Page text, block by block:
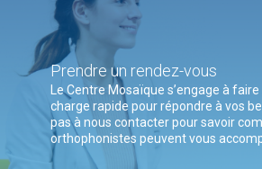
Prendre un rendez-vous
Le Centre Mosaïque s’engage à
charge rapide pour répondre à vos
pas à nous contacter pour savoir
orthophonistes peuvent vous